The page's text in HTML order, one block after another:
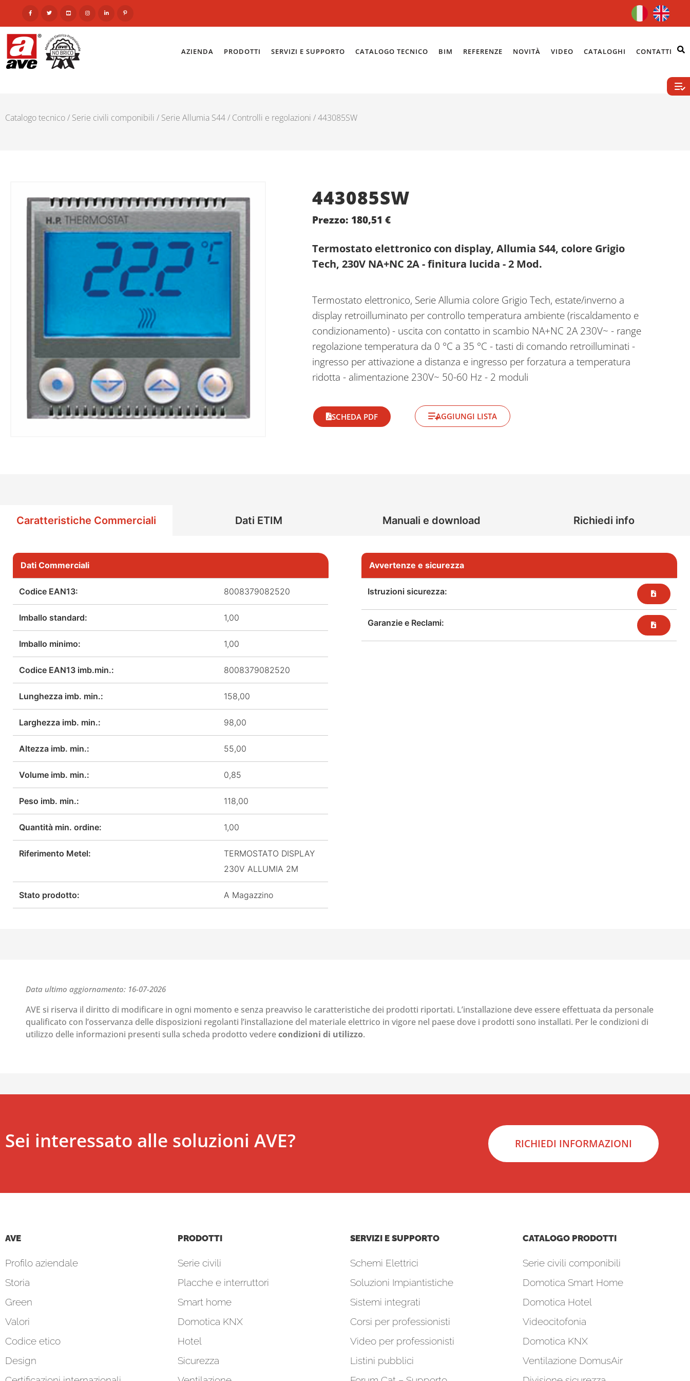
AZIENDA PRODOTTI SERVIZI E SUPPORTO CATALOGO TECNICO BIM REFERENZE NOVITÀ VIDEO CATALOGHI CONTATTI
Catalogo tecnico/ Serie civili componibili / Serie Allumia S44/ Controlli e regolazioni / 443085SW
443085SW
Prezzo: 180,51 €
Termostato elettronico con display, Allumia S44, colore Grigio
Tech, 230V NA+NC 2A - finitura lucida - 2 Mod.
Termostato elettronico, Serie Allumia colore Grigio Tech, estate/inverno a
display retroilluminato per controllo temperatura ambiente (riscaldamento e
condizionamento) - uscita con contatto in scambio NA+NC 2A 230V~ - range
regolazione temperatura da 0 °C a 35 °C - tasti di comando retroilluminati -
ingresso per attivazione a distanza e ingresso per forzatura a temperatura
ridotta - alimentazione 230V~ 50-60 Hz - 2 moduli
SCHEDA PDF AGGIUNGI LISTA
Caratteristiche Commerciali Dati ETIM Manuali e download Richiedi info
Dati Commerciali
Codice EAN13: 8008379082520
Imballo standard: 1,00
Imballo minimo: 1,00
Codice EAN13 imb.min.: 8008379082520
Lunghezza imb. min.: 158,00
Larghezza imb. min.: 98,00
Altezza imb. min.: 55,00
Volume imb. min.: 0,85
Peso imb. min.: 118,00
Quantità min. ordine: 1,00
Riferimento Metel:
TERMOSTATO DISPLAY
230V ALLUMIA 2M
Stato prodotto: A Magazzino
Avvertenze e sicurezza
Istruzioni sicurezza:
Garanzie e Reclami:
Data ultimo aggiornamento: 16-07-2026
AVE si riserva il diritto di modificare in ogni momento e senza preavviso le caratteristiche dei prodotti riportati. L’installazione deve essere effettuata da personale
qualificato con l’osservanza delle disposizioni regolanti l’installazione del materiale elettrico in vigore nel paese dove i prodotti sono installati. Per le condizioni di
utilizzo delle informazioni presenti sulla scheda prodotto vederecondizioni di utilizzo.
Sei interessato alle soluzioni AVE? RICHIEDI INFORMAZIONI
AVE
Profilo aziendale
Storia
Green
Valori
Codice etico
Design
PRODOTTI
Serie civili
Placche e interruttori
Smart home
Domotica KNX
Hotel
Sicurezza
SERVIZI E SUPPORTO
Schemi Elettrici
Soluzioni Impiantistiche
Sistemi integrati
Corsi per professionisti
Video per professionisti
Listini pubblici
CATALOGO PRODOTTI
Serie civili componibili
Domotica Smart Home
Domotica Hotel
Videocitofonia
Domotica KNX
Ventilazione DomusAir